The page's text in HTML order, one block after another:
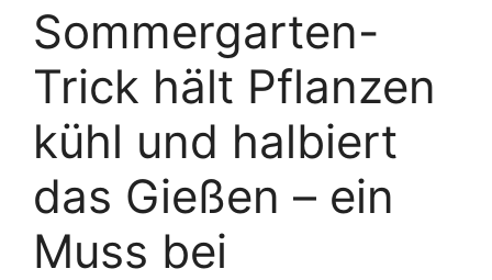
Sommergarten-
Trick hält Pflanzen
kühl und halbiert
das Gießen – ein
Muss bei